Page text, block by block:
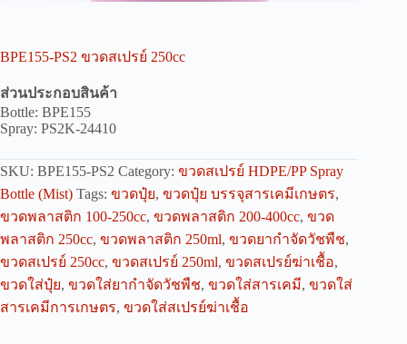
BPE155-PS2 ขวดสเปรย์ 250cc
ส่วนประกอบสินค้า
Bottle: BPE155
Spray: PS2K-24410
SKU: BPE155-PS2 Category: ขวดสเปรย์ HDPE/PP Spray
Bottle (Mist) Tags: ขวดปุ๋ย, ขวดปุ๋ย บรรจุสารเคมีเกษตร,
ขวดพลาสติก 100-250cc, ขวดพลาสติก 200-400cc, ขวด
พลาสติก 250cc, ขวดพลาสติก 250ml, ขวดยากำจัดวัชพืช,
ขวดสเปรย์ 250cc, ขวดสเปรย์ 250ml, ขวดสเปรย์ฆ่าเชื้อ,
ขวดใส่ปุ๋ย, ขวดใส่ยากำจัดวัชพืช, ขวดใส่สารเคมี, ขวดใส่
สารเคมีการเกษตร, ขวดใส่สเปรย์ฆ่าเชื้อ